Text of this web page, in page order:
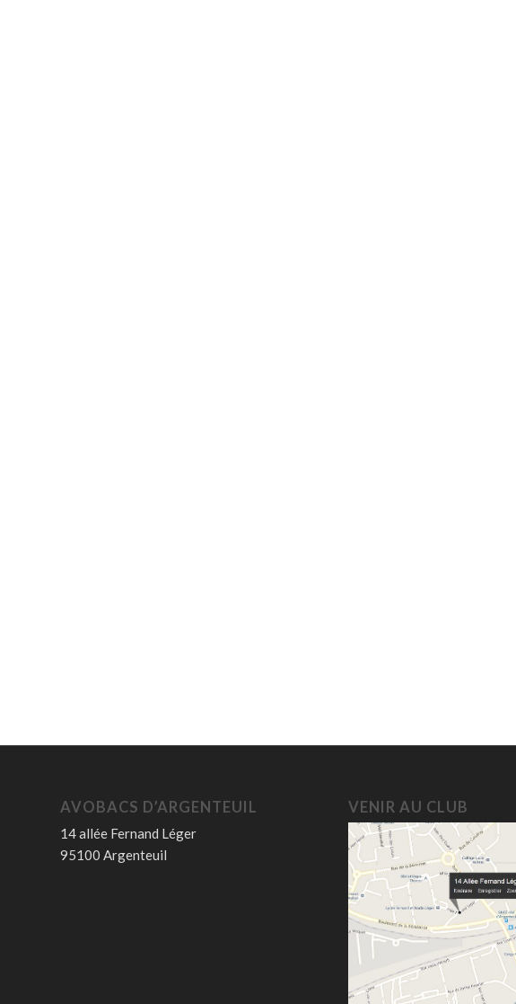
AVOBACS D’ARGENTEUIL
14 allée Fernand Léger
95100 Argenteuil
VENIR AU CLUB